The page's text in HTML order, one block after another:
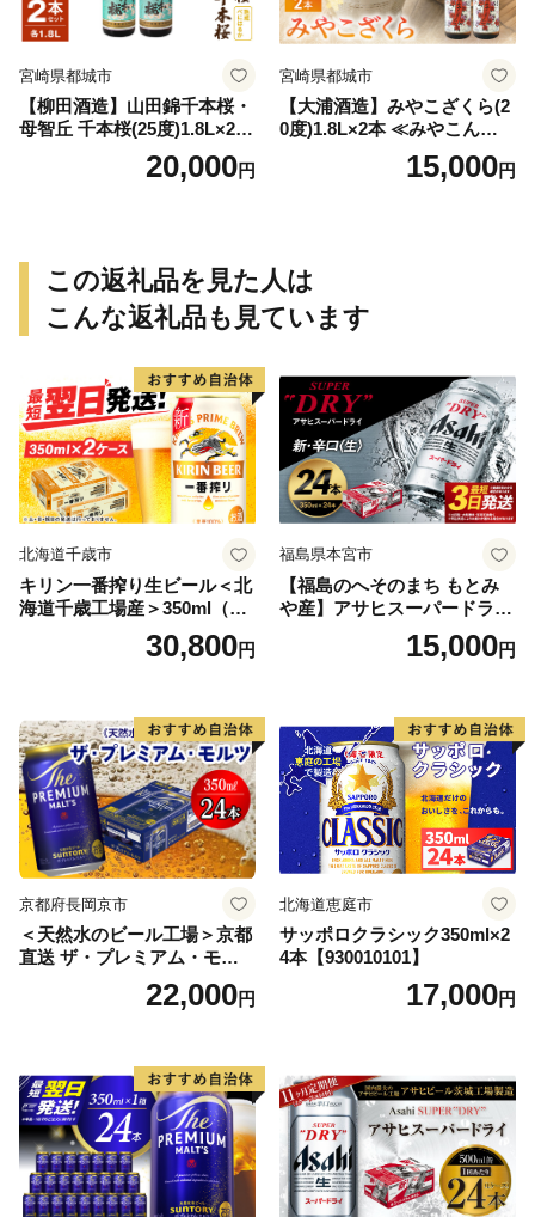
宮崎県都城市
【柳田酒造】山田錦千本桜・
母智丘 千本桜(25度)1.8L×2本
≪みやこんじょ特急便≫_AC
20,000円
宮崎県都城市
【大浦酒造】みやこざくら(2
0度)1.8L×2本 ≪みやこんじょ
特急便≫_MJ-077115,000円
この返礼品を見た人は
こんな返礼品も見ています
北海道千歳市
キリン一番搾り生ビール＜北
海道千歳工場産＞350ml（24
30,800円
福島県本宮市
【福島のへそのまち もとみ
や産】アサヒスーパードライ
350ml×24本 合計8.4L 1ケー
ス アルコール度数5% 缶ビー
口 送料無料 カメイ 本宮市
【07214-0206】
15,000円
京都府長岡京市
＜天然水のビール工場＞京都
直送 ザ・プレミアム・モル
ツ 350ml×24本 プレモル [149
22,000円
北海道恵庭市
サッポロクラシック350ml×2
4本【930010101】
17,000円